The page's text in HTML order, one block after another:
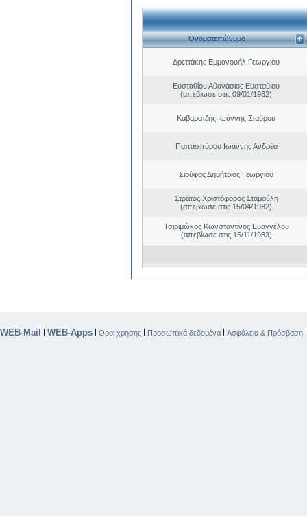
Ονοματεπώνυμο
Δρεττάκης Εμμανουήλ Γεωργίου
Ευσταθίου Αθανάσιος Ευσταθίου
(απεβίωσε στις 09/01/1982)
Καβαρατζής Ιωάννης Σταύρου
Παπασπύρου Ιωάννης Ανδρέα
Σιούφας Δημήτριος Γεωργίου
Στράτος Χριστόφορος Σταμούλη
(απεβίωσε στις 15/04/1982)
Τσιριμώκος Κωνσταντίνος Ευαγγέλου
(απεβίωσε στις 15/11/1983)
WEB-Mail | WEB-Apps |Όροι χρήσης | Προσωπικά δεδομένα | Ασφάλεια & Πρόσβαση